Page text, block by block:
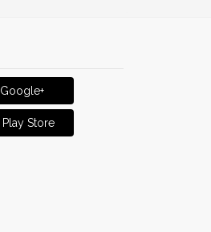
Google+
Play Store